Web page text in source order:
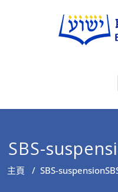
SBS-
主頁 / SBS-suspension